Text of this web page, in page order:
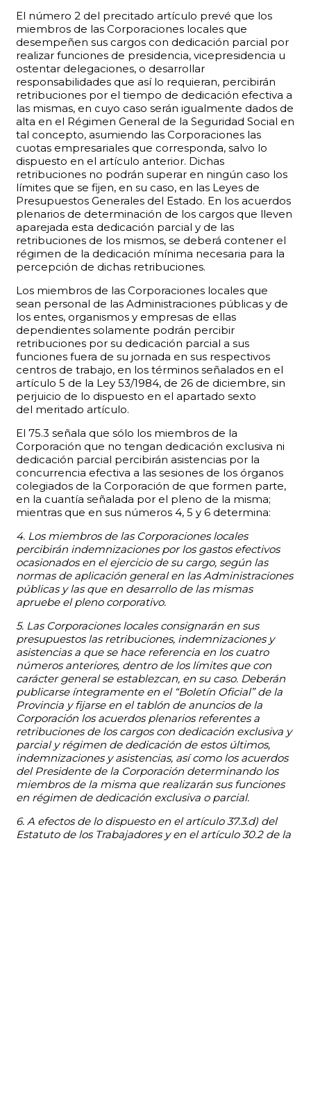
El número 2 del precitado artículo prevé que los
miembros de las Corporaciones locales que
desempeñen sus cargos con dedicación parcial por
realizar funciones de presidencia, vicepresidencia u
ostentar delegaciones, o desarrollar
responsabilidades que así lo requieran, percibirán
retribuciones por el tiempo de dedicación efectiva a
las mismas, en cuyo caso serán igualmente dados de
alta en el Régimen General de la Seguridad Social en
tal concepto, asumiendo las Corporaciones las
cuotas empresariales que corresponda, salvo lo
dispuesto en el artículo anterior. Dichas
retribuciones no podrán superar en ningún caso los
límites que se fijen, en su caso, en las Leyes de
Presupuestos Generales del Estado. En los acuerdos
plenarios de determinación de los cargos que lleven
aparejada esta dedicación parcial y de las
retribuciones de los mismos, se deberá contener el
régimen de la dedicación mínima necesaria para la
percepción de dichas retribuciones.
Los miembros de las Corporaciones locales que
sean personal de las Administraciones públicas y de
los entes, organismos y empresas de ellas
dependientes solamente podrán percibir
retribuciones por su dedicación parcial a sus
funciones fuera de su jornada en sus respectivos
centros de trabajo, en los términos señalados en el
artículo 5 de la Ley 53/1984, de 26 de diciembre, sin
perjuicio de lo dispuesto en el apartado sexto
del meritado artículo.
El 75.3 señala que sólo los miembros de la
Corporación que no tengan dedicación exclusiva ni
dedicación parcial percibirán asistencias por la
concurrencia efectiva a las sesiones de los órganos
colegiados de la Corporación de que formen parte,
en la cuantía señalada por el pleno de la misma;
mientras que en sus números 4, 5 y 6 determina:
4. Los miembros de las Corporaciones locales
percibirán indemnizaciones por los gastos efectivos
ocasionados en el ejercicio de su cargo, según las
normas de aplicación general en las Administraciones
públicas y las que en desarrollo de las mismas
apruebe el pleno corporativo.
5. Las Corporaciones locales consignarán en sus
presupuestos las retribuciones, indemnizaciones y
asistencias a que se hace referencia en los cuatro
números anteriores, dentro de los límites que con
carácter general se establezcan, en su caso. Deberán
publicarse íntegramente en el “Boletín Oficial” de la
Provincia y fijarse en el tablón de anuncios de la
Corporación los acuerdos plenarios referentes a
retribuciones de los cargos con dedicación exclusiva y
parcial y régimen de dedicación de estos últimos,
indemnizaciones y asistencias, así como los acuerdos
del Presidente de la Corporación determinando los
miembros de la misma que realizarán sus funciones
en régimen de dedicación exclusiva o parcial.
6. A efectos de lo dispuesto en el artículo 37.3.d) del
Estatuto de los Trabajadores y en el artículo 30.2 de la